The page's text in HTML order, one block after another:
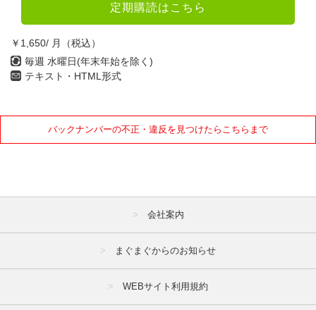
定期購読はこちら
￥1,650/ 月（税込）
毎週 水曜日(年末年始を除く)
テキスト・HTML形式
バックナンバーの不正・違反を見つけたらこちらまで
会社案内
まぐまぐからのお知らせ
WEBサイト利用規約